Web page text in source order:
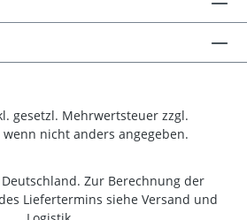
gesetzl. Mehrwertsteuer zzgl.
wenn nicht anders angegeben.
Zur Berechnung der
Liefertermins siehe Versand und